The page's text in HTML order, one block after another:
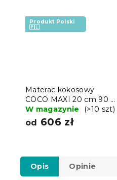
Produkt Polski
🇵🇱
Materac kokosowy
COCO MAXI 20 cm 90 x
200 cm
W magazynie (>10 szt)
od 606 zł
Opis Opinie